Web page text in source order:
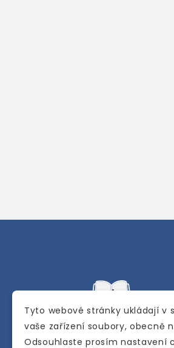
Tyto webové stránky ukládají v
vaše zařízení soubory, obecně
Odsouhlaste prosím nastavení